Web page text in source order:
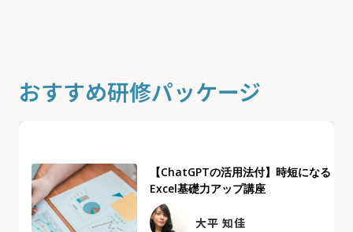
おすすめ研修パッケージ
【ChatGPTの活用法付】時短になる
Excel基礎力アップ講座
大平 知佳